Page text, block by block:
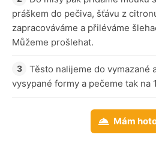
práškem do pečiva, šťávu z
zapracováváme a přiléváme
Můžeme prošlehat.
Těsto nalijeme do vymazané
vysypané formy a pečeme tak na
Mám